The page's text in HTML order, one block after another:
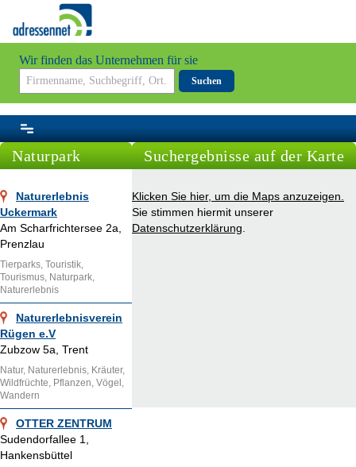
Wir finden das Unternehmen für sie
Suchen
Naturpark
Naturerlebnis
Uckermark
Am Scharfrichtersee 2a,
Prenzlau
Tierparks, Touristik,
Tourismus, Naturpark,
Naturerlebnis
Naturerlebnisverein
Rügen e.V
Zubzow 5a, Trent
Natur, Naturerlebnis, Kräuter,
Wildfrüchte, Pflanzen, Vögel,
Wandern
OTTER ZENTRUM
Sudendorfallee 1,
Hankensbüttel
Suchergebnisse auf der Karte
Klicken Sie hier, um die Maps anzuzeigen.
Sie stimmen hiermit unserer
Datenschutzerklärung